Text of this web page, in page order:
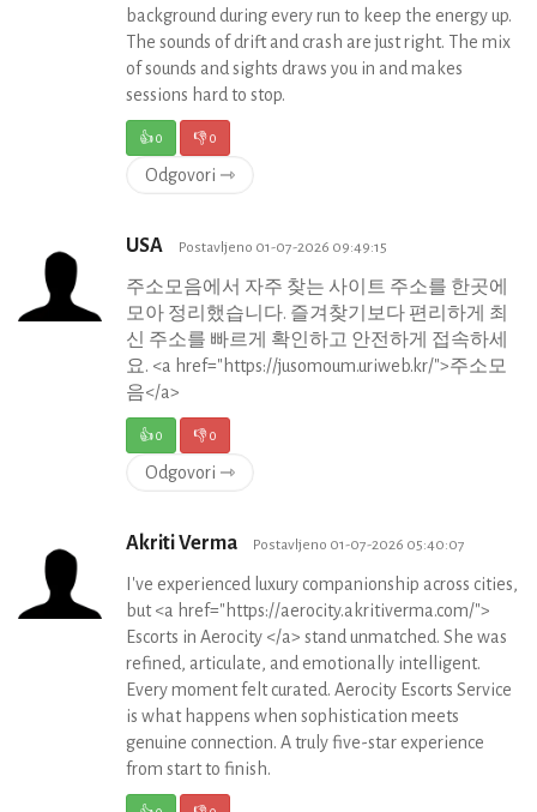
background during every run to keep the energy up.
The sounds of drift and crash are just right. The mix
of sounds and sights draws you in and makes
sessions hard to stop.
👍0 👎0
Odgovori ⇾
USA Postavljeno 01-07-2026 09:49:15
주소모음에서 자주 찾는 사이트 주소를 한곳에
모아 정리했습니다. 즐겨찾기보다 편리하게 최
신 주소를 빠르게 확인하고 안전하게 접속하세
요. <a href="https://jusomoum.uriweb.kr/">주소모
음</a>
👍0 👎0
Odgovori ⇾
Akriti Verma Postavljeno 01-07-2026 05:40:07
I've experienced luxury companionship across cities,
but <a href="https://aerocity.akritiverma.com/">
Escorts in Aerocity </a> stand unmatched. She was
refined, articulate, and emotionally intelligent.
Every moment felt curated. Aerocity Escorts Service
is what happens when sophistication meets
genuine connection. A truly five-star experience
from start to finish.